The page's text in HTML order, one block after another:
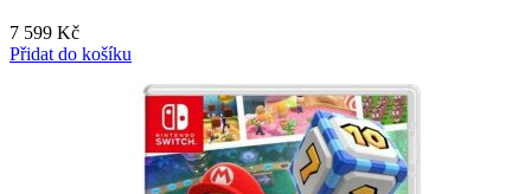
7 599 Kč
Přidat do košíku